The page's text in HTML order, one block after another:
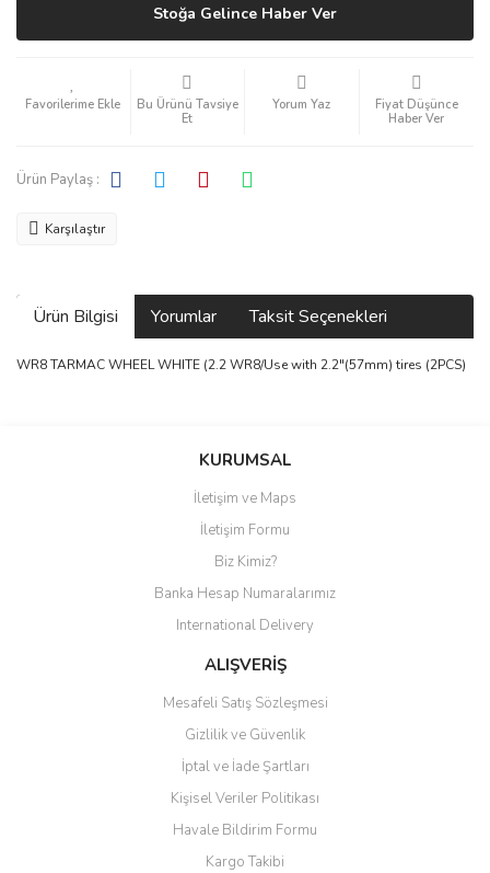
Stoğa Gelince Haber Ver
Bu Ürünü Tavsiye
Et
Yorum Yaz
Fiyat Düşünce
Haber Ver
Ürün Paylaş :
Karşılaştır
Ürün Bilgisi Yorumlar Taksit Seçenekleri
WR8 TARMAC WHEEL WHITE (2.2 WR8/Use with 2.2"(57mm) tires (2PCS)
Bu ürüne ilk yorumu siz yapın!
Yorum Yaz
KURUMSAL
İletişim ve Maps
İletişim Formu
Biz Kimiz?
Banka Hesap Numaralarımız
International Delivery
ALIŞVERİŞ
Mesafeli Satış Sözleşmesi
Gizlilik ve Güvenlik
İptal ve İade Şartları
Kişisel Veriler Politikası
Havale Bildirim Formu
Kargo Takibi